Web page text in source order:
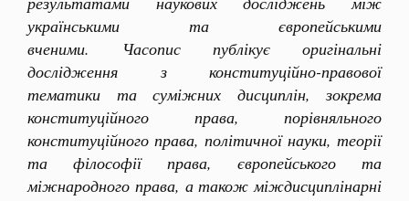
українськими та європейськими
вченими. Часопис публікує оригінальні
дослідження з конституційно-правової
тематики та суміжних дисциплін, зокрема
конституційного права, порівняльного
конституційного права, політичної науки, теорії
та філософії права, європейського та
міжнародного права, а також міждисциплінарні